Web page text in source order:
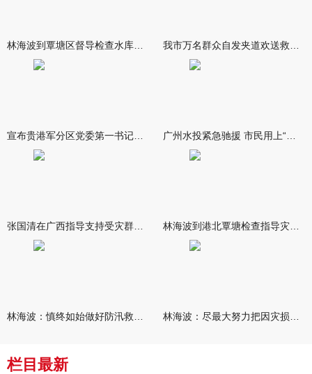
栏目最新